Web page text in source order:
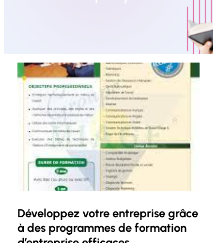
Développez votre entreprise grâce
à des programmes de formation